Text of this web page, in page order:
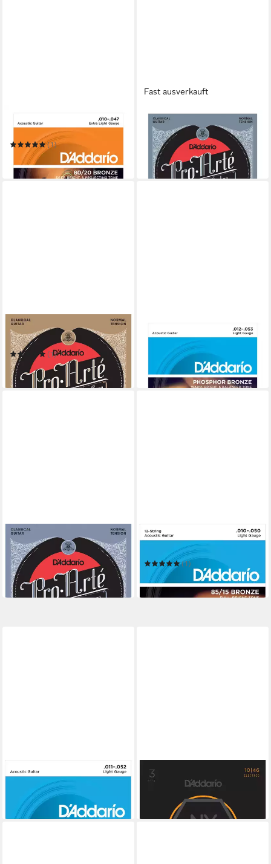
Saiten
(1)
9,61 €
in 3-4 Werktagen bei dir
Fast ausverkauft
DADDARIO
Saiten
16,99 €
in 2-3 Werktagen bei dir
DADDARIO
Saiten
(1)
16,90 €
in 2-3 Werktagen bei dir
Saiten
in 3-4 Werktagen bei dir
DADDARIO
Saiten
ab 20,52 €
in 3-4 Werktagen bei dir
DADDARIO
(1)
10,80 €
in 3-4 Werktagen bei dir
DADDARIO
7,99 €
in 3-4 Werktagen bei dir
DADDARIO
Saiten
in 3-4 Werktagen bei dir